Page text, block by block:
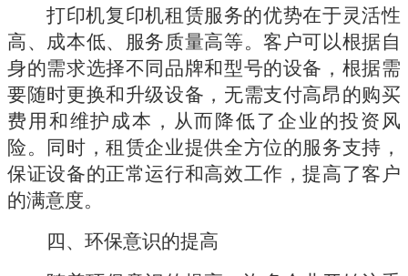
打印机复印机租赁服务的优势在于灵活性
高、成本低、服务质量高等。客户可以根据自
身的需求选择不同品牌和型号的设备，根据需
要随时更换和升级设备，无需支付高昂的购买
费用和维护成本，从而降低了企业的投资风
险。同时，租赁企业提供全方位的服务支持，
保证设备的正常运行和高效工作，提高了客户
的满意度。
四、环保意识的提高